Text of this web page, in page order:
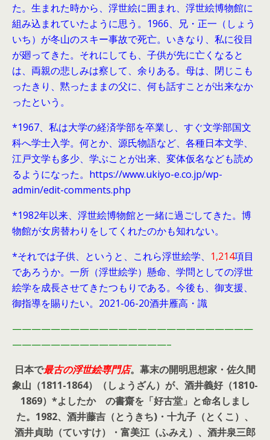
た。生まれた時から、浮世絵に囲まれ、浮世絵博物館に
組み込まれていたように思う。1966、兄・正一（しょう
いち）が冬山のスキー事故で死亡。いきなり、私に役目
が廻ってきた。それにしても、子供が先に亡くなると
は、両親の悲しみは察して、余りある。母は、閉じこも
ったきり、黙ったままの父に、何も話すことが出来なか
ったという。
*1967、私は大学の経済学部を卒業し、すぐ文学部国文
科へ学士入学。何とか、源氏物語など、各種日本文学、
江戸文学も多少、学ぶことが出来、変体仮名なども読め
るようになった。https://www.ukiyo-e.co.jp/wp-
admin/edit-comments.php
*1982年以来、浮世絵博物館と一緒に過ごしてきた。博
物館が女房替わりをしてくれたのかも知れない。
*それでは子供、というと、これら浮世絵学、 1,214項目
であろうか。一所（浮世絵学）懸命、学問としての浮世
絵学を成長させてきたつもりである。今後も、御支援、
御指導を賜りたい。2021-06-20酒井雁高・識
—————————————————————————
————————————————–
日本で最古の浮世絵専門店。幕末の開明思想家・ 佐久間
象山（1811-1864）（しょうざん）が、酒井義好（1810-
1869）*よしたか の書齋を「好古堂」と命名しまし
た。 1982、酒井藤吉（とうきち)・十九子（とくこ）、
酒井貞助（ていすけ）・富美江（ふみえ）、酒井泉三郎